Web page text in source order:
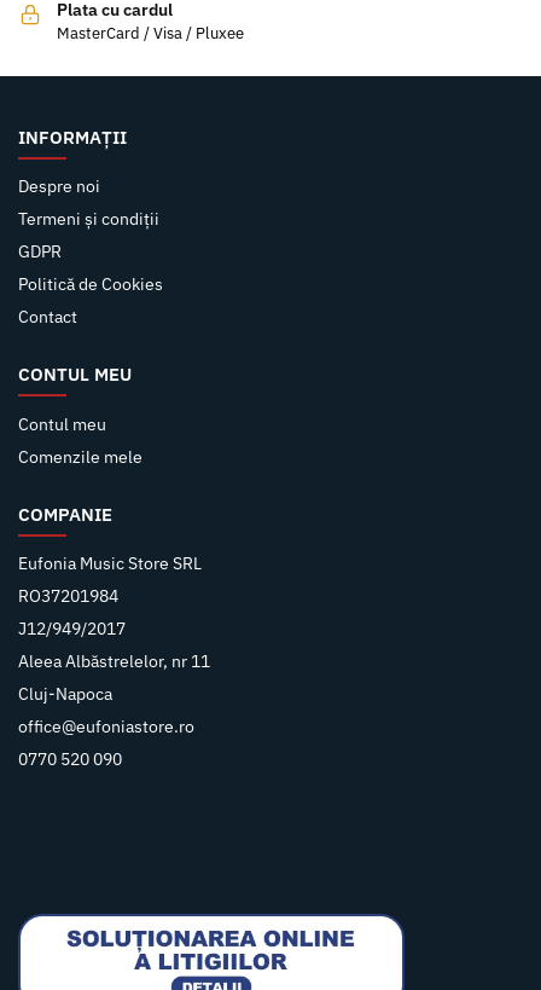
Plata cu cardul
MasterCard / Visa / Pluxee
INFORMAȚII
Despre noi
Termeni și condiții
GDPR
Politică de Cookies
Contact
CONTUL MEU
Contul meu
Comenzile mele
COMPANIE
Eufonia Music Store SRL
RO37201984
J12/949/2017
Aleea Albăstrelelor, nr 11
Cluj-Napoca
office@eufoniastore.ro
0770 520 090